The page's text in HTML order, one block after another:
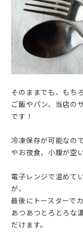
そのままでも、もち
ご飯やパン、当店の
です！
冷凍保存が可能なの
やお夜食、小腹が空
電子レンジで温めて
が、
最後にトースターで
あつあつとろとろな
だけます。